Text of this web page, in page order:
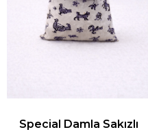
Special Damla Sakızlı